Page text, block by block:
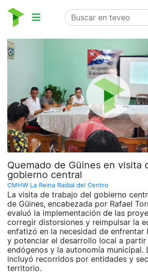
Quemado de Güines en visita
gobierno central
CMHW La Reina Radial del Centro
La visita de trabajo del gobierno
de Güines, encabezada por Rafael
evaluó la implementación de las
corregir distorsiones y reimpulsar la
enfatizó en la necesidad de enfrentar
y potenciar el desarrollo local a partir
endógenos y la autonomía municipal.
incluyó recorridos por entidades y
territorio.